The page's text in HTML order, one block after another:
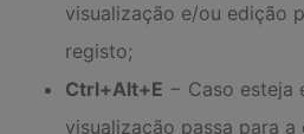
visualização e/ou edição
registo;
Ctrl+Alt+E − Caso esteja
visualização passa para